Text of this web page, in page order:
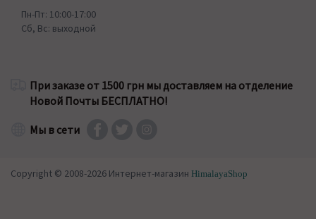
Пн-Пт: 10:00-17:00
Сб, Вс: выходной
При заказе от 1500 грн мы доставляем на отделение
Новой Почты БЕСПЛАТНО!
Мы в сети
Copyright © 2008-2026 Интернет-магазин HimalayaShop